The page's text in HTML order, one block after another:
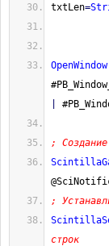
txtLen=
OpenWindow
;
;
строк